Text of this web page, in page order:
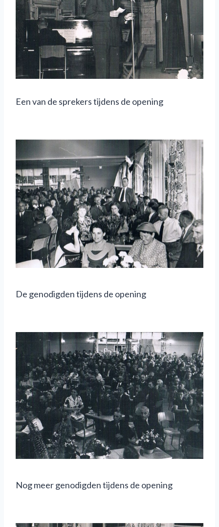
Een van de sprekers tijdens de opening
De genodigden tijdens de opening
Nog meer genodigden tijdens de opening